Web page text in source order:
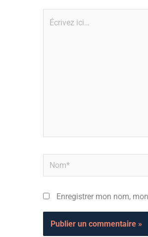
Écrivez
Nom*
Enregistrer mon nom,